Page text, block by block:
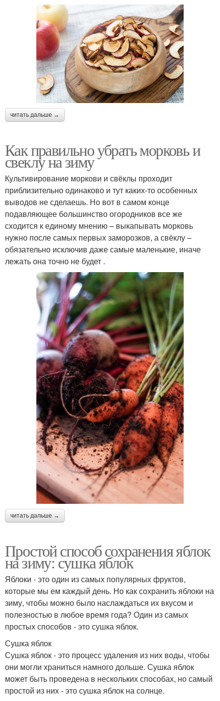
читать дальше →
Как правильно убрать морковь и
свеклу на зиму
Культивирование моркови и свёклы проходит
приблизительно одинаково и тут каких-то особенных
выводов не сделаешь. Но вот в самом конце
подавляющее большинство огородников все же
сходится к единому мнению – выкапывать морковь
нужно после самых первых заморозков, а свёклу –
обязательно исключив даже самые маленькие, иначе
лежать она точно не будет .
читать дальше →
Простой способ сохранения яблок
на зиму: сушка яблок
Яблоки - это один из самых популярных фруктов,
которые мы ем каждый день. Но как сохранить яблоки на
зиму, чтобы можно было наслаждаться их вкусом и
полезностью в любое время года? Один из самых
простых способов - это сушка яблок.
Сушка яблок
Сушка яблок - это процесс удаления из них воды, чтобы
они могли храниться намного дольше. Сушка яблок
может быть проведена в нескольких способах, но самый
простой из них - это сушка яблок на солнце.